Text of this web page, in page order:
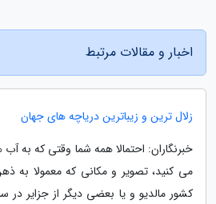
اخبار و مقالات مرتبط
زلال ترین و زیباترین دریاچه های جهان
خبرنگاران: احتمالا همه شما وقتی که به آب
می کنید، تصویر و مکانی که معمولا به
کشور مالدیو و یا بعضی دیگر از جزایر